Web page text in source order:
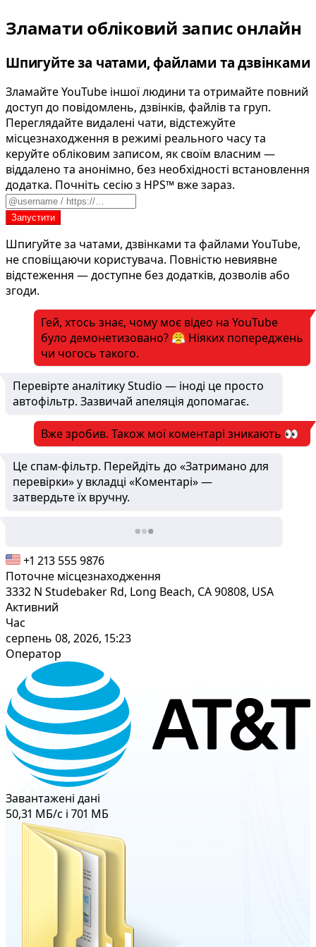
Зламати обліковий запис онлайн
Шпигуйте за чатами, файлами та дзвінками
Зламайте YouTube іншої людини та отримайте повний
доступ до повідомлень, дзвінків, файлів та груп.
Переглядайте видалені чати, відстежуйте
місцезнаходження в режимі реального часу та
керуйте обліковим записом, як своїм власним —
віддалено та анонімно, без необхідності встановлення
додатка. Почніть сесію з HPS™ вже зараз.
Запустити
Шпигуйте за чатами, дзвінками та файлами YouTube,
не сповіщаючи користувача. Повністю невиявне
відстеження — доступне без додатків, дозволів або
згоди.
Гей, хтось знає, чому моє відео на YouTube
було демонетизовано? 😤 Ніяких попереджень
чи чогось такого.
Перевірте аналітику Studio — іноді це просто
автофільтр. Зазвичай апеляція допомагає.
Вже зробив. Також мої коментарі зникають 👀
Це спам-фільтр. Перейдіть до «Затримано для
перевірки» у вкладці «Коментарі» —
затвердьте їх вручну.
+1 213 555 9876
Поточне місцезнаходження
3332 N Studebaker Rd, Long Beach, CA 90808, USA
Активний
Час
серпень 08, 2026, 15:23
Оператор
Завантажені дані
50,31 МБ/с і 701 МБ